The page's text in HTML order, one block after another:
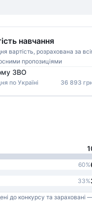
навчання
вартість, розрахована за
пропозиціями
ЗВО
по Україні 36 893
60%
33%
до конкурсу та зараховані